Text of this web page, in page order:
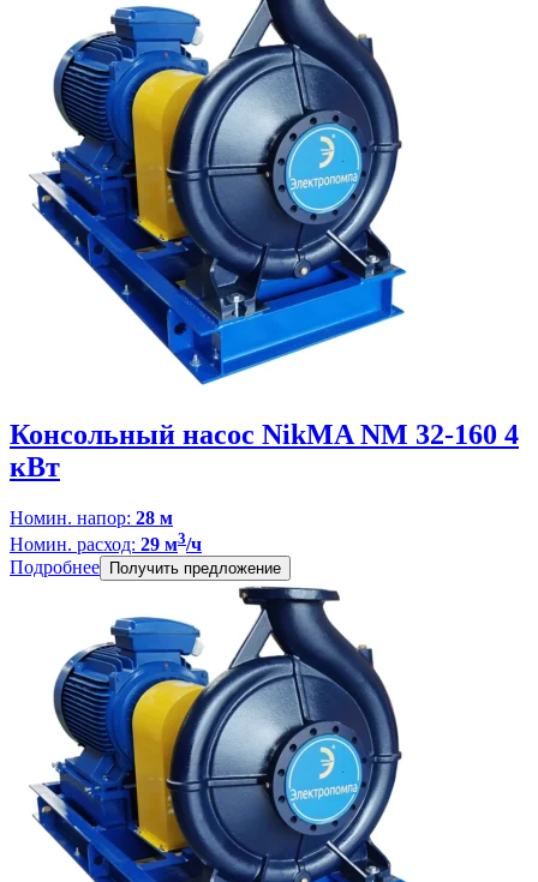
Консольный насос NikMA NM 32-160 4
кВт
Номин. напор: 28 м
Номин. расход: 29 м3/ч
Подробнее
Получить предложение